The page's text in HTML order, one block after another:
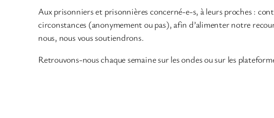
Aux prisonniers et prisonnières concerné-e-s, à leurs proches :
circonstances (anonymement ou pas), afin d’alimenter notre
nous, nous vous soutiendrons.
Retrouvons-nous chaque semaine sur les ondes ou sur les